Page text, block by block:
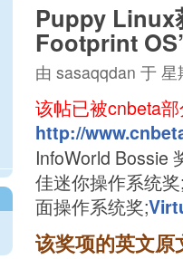
Puppy Linux
Footprint
由 sasaqqdan 于
该帖已被cnbeta
http://
InfoWorld Bossie
佳迷你操作系统
面操作系统奖;
该奖项的英文原